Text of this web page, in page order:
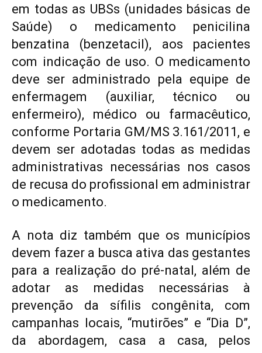
em todas as UBSs (unidades básicas de
Saúde) o medicamento penicilina
benzatina (benzetacil), aos pacientes
com indicação de uso. O medicamento
deve ser administrado pela equipe de
enfermagem (auxiliar, técnico ou
enfermeiro), médico ou farmacêutico,
conforme Portaria GM/MS 3.161/2011, e
devem ser adotadas todas as medidas
administrativas necessárias nos casos
de recusa do profissional em administrar
o medicamento.
A nota diz também que os municípios
devem fazer a busca ativa das gestantes
para a realização do pré-natal, além de
adotar as medidas necessárias à
prevenção da sífilis congênita, com
campanhas locais, “mutirões” e “Dia D”,
da abordagem, casa a casa, pelos